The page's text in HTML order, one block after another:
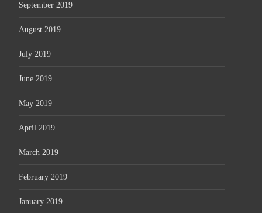
September 2019
August 2019
July 2019
June 2019
May 2019
April 2019
March 2019
February 2019
January 2019